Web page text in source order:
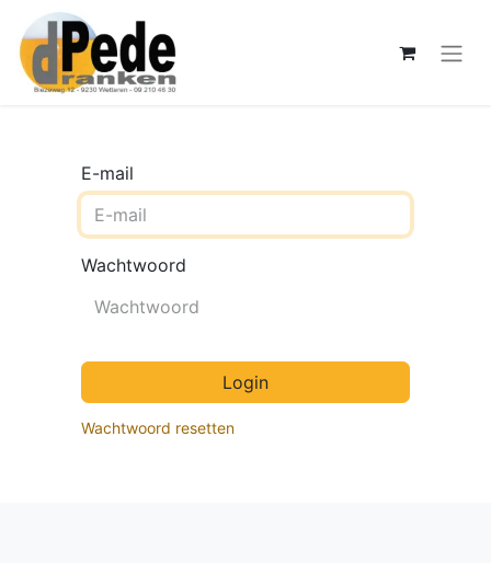
E-mail
Wachtwoord
Login
Wachtwoord resetten